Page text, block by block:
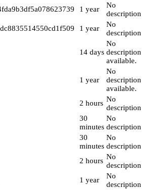
1 year
No
description
1 year
No
description
14 days
No
description
available.
1 year
No
description
available.
2 hours No
description
30
minutes
No
description
30
minutes
No
description
2 hours No
description
1 year
No
description